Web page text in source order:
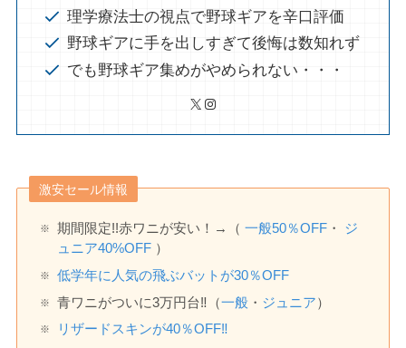
理学療法士の視点で野球ギアを辛口評価
野球ギアに手を出しすぎて後悔は数知れず
でも野球ギア集めがやめられない・・・
X Instagram
激安セール情報
期間限定!!赤ワニが安い！→（一般50％OFF ・ ジ
ュニア40%OFF ）
低学年に人気の飛ぶバットが30％OFF
青ワニがついに3万円台‼️（一般 ・ ジュニア）
リザードスキンが40％OFF‼️